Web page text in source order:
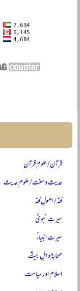
قرآن / علومِ قرآن
حدیث و سنت / علومِ حدیث
فقہ / اصولِ فقہ
سیرتِ نبویؐ
سیرتِ انبیاءؑ
صحابہؓ و اہلِ بیتؓ
اسلام اور سیاست